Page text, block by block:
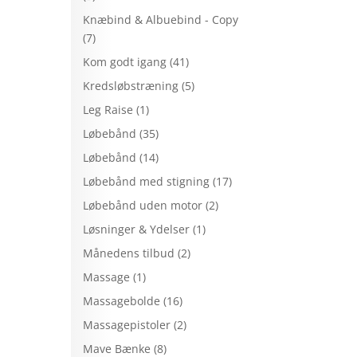
Knæbind & Albuebind - Copy
(7)
Kom godt igang (41)
Kredsløbstræning (5)
Leg Raise (1)
Løbebånd (35)
Løbebånd (14)
Løbebånd med stigning (17)
Løbebånd uden motor (2)
Løsninger & Ydelser (1)
Månedens tilbud (2)
Massage (1)
Massagebolde (16)
Massagepistoler (2)
Mave Bænke (8)